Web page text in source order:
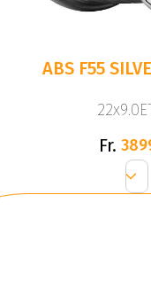
ABS F55
Fr.